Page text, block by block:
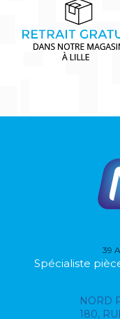
39
Spécialiste
NORD
180,